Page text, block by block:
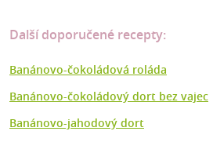
Další doporučené recepty:
Banánovo-čokoládová roláda
Banánovo-čokoládový dort bez vajec
Banánovo-jahodový dort